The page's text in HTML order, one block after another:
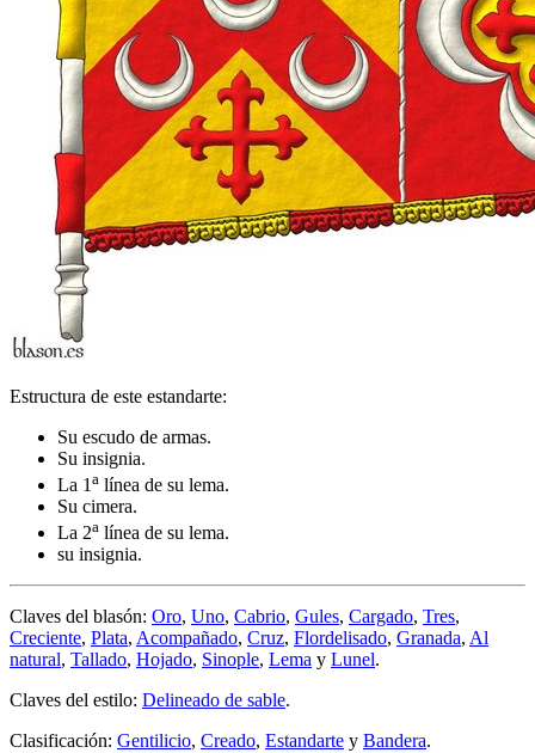
Estructura de este estandarte:
Su escudo de armas.
Su insignia.
La 1 a línea de su lema.
Su cimera.
La 2a línea de su lema.
su insignia.
Claves del blasón: Oro, Uno, Cabrio, Gules, Cargado, Tres,
Creciente, Plata, Acompañado, Cruz, Flordelisado, Granada, Al
natural, Tallado, Hojado, Sinople, Lema y Lunel.
Claves del estilo: Delineado de sable.
Clasificación: Gentilicio, Creado, Estandarte y Bandera.